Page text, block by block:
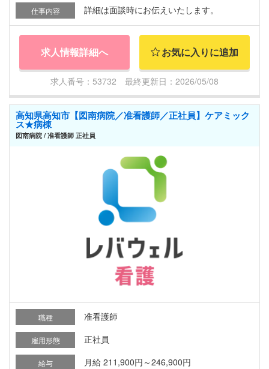
仕事内容 詳細は面談時にお伝えいたします。
求人情報詳細へ お気に入りに追加
求人番号：53732 最終更新日：2026/05/08
高知県高知市【図南病院／准看護師／正社員】ケアミック
ス★病棟
図南病院 / 准看護師 正社員
職種 准看護師
雇用形態 正社員
給与 月給 211,900円～246,900円